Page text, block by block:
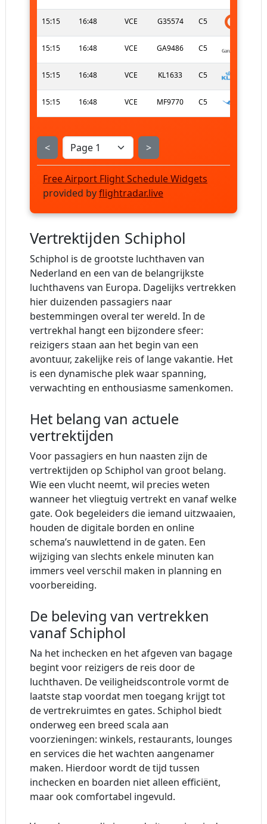
15:15 16:48 VCE G35574 C5
15:15 16:48 VCE GA9486 C5
15:15 16:48 VCE KL1633 C5
15:15 16:48 VCE MF9770 C5
< >
Free Airport Flight Schedule Widgets
provided byflightradar.live
Vertrektijden Schiphol
Schiphol is de grootste luchthaven van
Nederland en een van de belangrijkste
luchthavens van Europa. Dagelijks vertrekken
hier duizenden passagiers naar
bestemmingen overal ter wereld. In de
vertrekhal hangt een bijzondere sfeer:
reizigers staan aan het begin van een
avontuur, zakelijke reis of lange vakantie. Het
is een dynamische plek waar spanning,
verwachting en enthousiasme samenkomen.
Het belang van actuele
vertrektijden
Voor passagiers en hun naasten zijn de
vertrektijden op Schiphol van groot belang.
Wie een vlucht neemt, wil precies weten
wanneer het vliegtuig vertrekt en vanaf welke
gate. Ook begeleiders die iemand uitzwaaien,
houden de digitale borden en online
schema’s nauwlettend in de gaten. Een
wijziging van slechts enkele minuten kan
immers veel verschil maken in planning en
voorbereiding.
De beleving van vertrekken
vanaf Schiphol
Na het inchecken en het afgeven van bagage
begint voor reizigers de reis door de
luchthaven. De veiligheidscontrole vormt de
laatste stap voordat men toegang krijgt tot
de vertrekruimtes en gates. Schiphol biedt
onderweg een breed scala aan
voorzieningen: winkels, restaurants, lounges
en services die het wachten aangenamer
maken. Hierdoor wordt de tijd tussen
inchecken en boarden niet alleen efficiënt,
maar ook comfortabel ingevuld.